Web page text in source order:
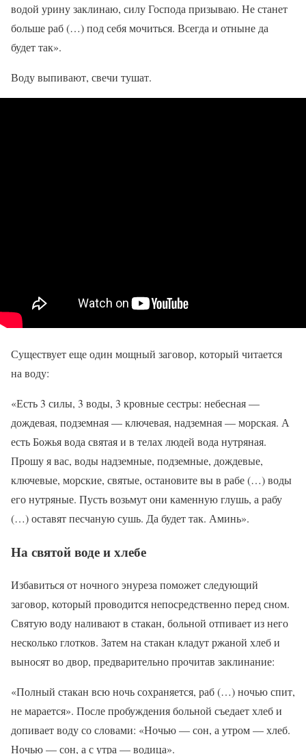
водой урину заклинаю, силу Господа призываю. Не станет
больше раб (…) под себя мочиться. Всегда и отныне да
будет так».
Воду выпивают, свечи тушат.
Существует еще один мощный заговор, который читается
на воду:
«Есть 3 силы, 3 воды, 3 кровные сестры: небесная —
дождевая, подземная — ключевая, надземная — морская. А
есть Божья вода святая и в телах людей вода нутряная.
Прошу я вас, воды надземные, подземные, дождевые,
ключевые, морские, святые, остановите вы в рабе (…) воды
его нутряные. Пусть возьмут они каменную глушь, а рабу
(…) оставят песчаную сушь. Да будет так. Аминь».
На святой воде и хлебе
Избавиться от ночного энуреза поможет следующий
заговор, который проводится непосредственно перед сном.
Святую воду наливают в стакан, больной отпивает из него
несколько глотков. Затем на стакан кладут ржаной хлеб и
выносят во двор, предварительно прочитав заклинание:
«Полный стакан всю ночь сохраняется, раб (…) ночью спит,
не марается». После пробуждения больной съедает хлеб и
допивает воду со словами: «Ночью — сон, а утром — хлеб.
Ночью — сон, а с утра — водица».